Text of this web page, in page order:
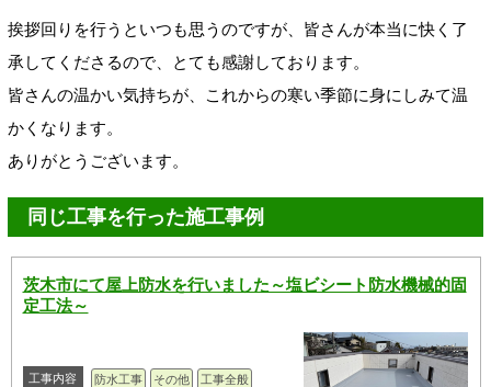
挨拶回りを行うといつも思うのですが、皆さんが本当に快く了
承してくださるので、とても感謝しております。
皆さんの温かい気持ちが、これからの寒い季節に身にしみて温
かくなります。
ありがとうございます。
同じ工事を行った施工事例
茨木市にて屋上防水を行いました～塩ビシート防水機械的固
定工法～
工事内容 防水工事 その他 工事全般